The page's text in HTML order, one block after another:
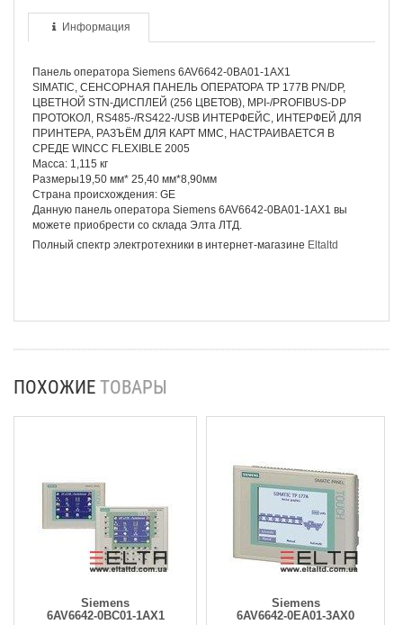
Информация
Панель оператора Siemens 6AV6642-0BA01-1AX1
SIMATIC, СЕНСОРНАЯ ПАНЕЛЬ ОПЕРАТОРА TP 177B PN/DP,
ЦВЕТНОЙ STN-ДИСПЛЕЙ (256 ЦВЕТОВ), MPI-/PROFIBUS-DP
ПРОТОКОЛ, RS485-/RS422-/USB ИНТЕРФЕЙС, ИНТЕРФЕЙ ДЛЯ
ПРИНТЕРА, РАЗЪЁМ ДЛЯ КАРТ MMC, НАСТРАИВАЕТСЯ В
СРЕДЕ WINCC FLEXIBLE 2005
Масса: 1,115 кг
Размеры19,50 мм* 25,40 мм*8,90мм
Страна происхождения: GE
Данную панель оператора Siemens 6AV6642-0BA01-1AX1 вы
можете приобрести со склада Элта ЛТД.
Полный спектр электротехники в интернет-магазине Eltaltd
ПОХОЖИЕ ТОВАРЫ
Siemens
6AV6642-0BC01-1AX1
Siemens
6AV6642-0EA01-3AX0